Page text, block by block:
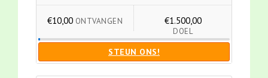
€10,00 ONTVANGEN €1.500,00
DOEL
STEUN ONS!